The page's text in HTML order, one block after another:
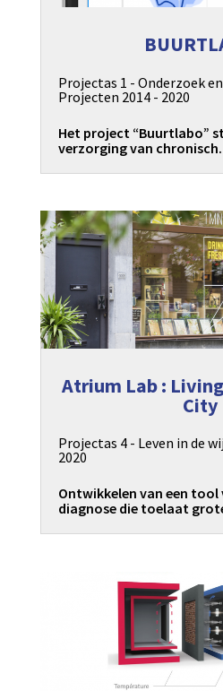
Projectas 1 - Onderzoek
Projecten 2014 - 2020
Het project “Buurtlabo”
verzorging van
Atrium Lab :
City
Projectas 4 - Leven in de
2020
Ontwikkelen van een
diagnose die toelaat